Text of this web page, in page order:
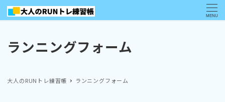
MENU
ランニングフォーム
大人のRUNトレ練習帳 ランニングフォーム